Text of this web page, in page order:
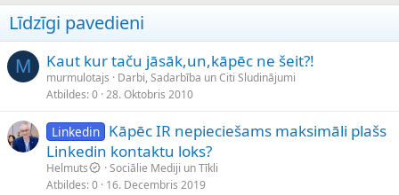
Līdzīgi pavedieni
M Kaut kur taču jāsāk,un,kāpēc ne šeit?!
murmulotajs
Darbi, Sadarbība un Citi Sludinājumi
Atbildes 0 28. Oktobris 2010
Linkedin Kāpēc IR nepieciešams maksimāli plašs
Linkedin kontaktu loks?
Helmuts
Sociālie Mediji un Tīkli
Atbildes 0 16. Decembris 2019